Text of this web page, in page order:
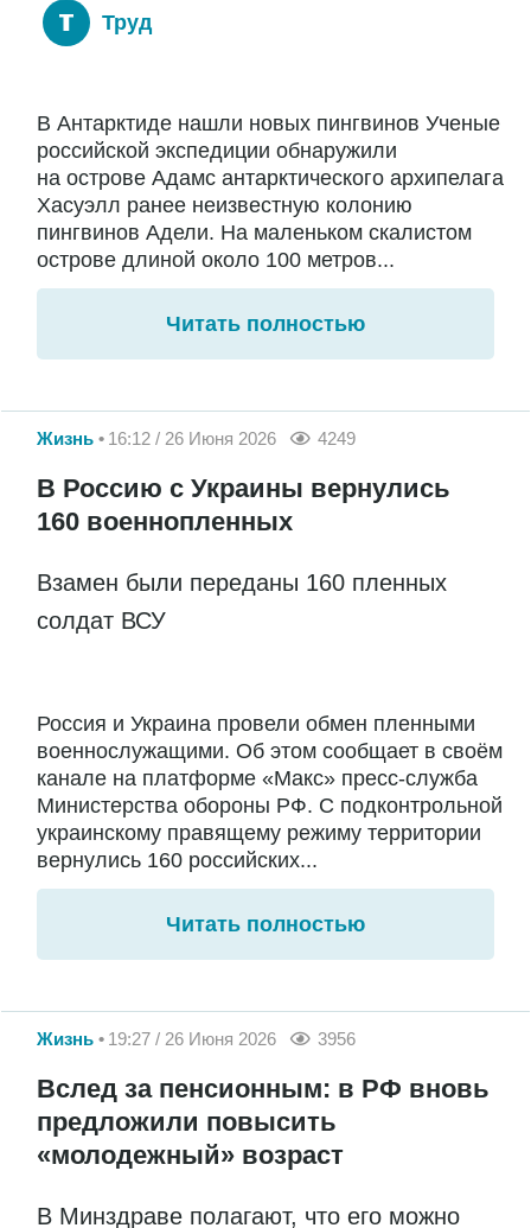
Труд
В Антарктиде нашли новых пингвинов Ученые
российской экспедиции обнаружили
на острове Адамс антарктического архипелага
Хасуэлл ранее неизвестную колонию
пингвинов Адели. На маленьком скалистом
острове длиной около 100 метров...
Читать полностью
Жизнь 16:12 / 26 Июня 2026 4249
В Россию с Украины вернулись
160 военнопленных
Взамен были переданы 160 пленных
солдат ВСУ
Россия и Украина провели обмен пленными
военнослужащими. Об этом сообщает в своём
канале на платформе «Макс» пресс-служба
Министерства обороны РФ. С подконтрольной
украинскому правящему режиму территории
вернулись 160 российских...
Читать полностью
Жизнь 19:27 / 26 Июня 2026 3956
Вслед за пенсионным: в РФ вновь
предложили повысить
«молодежный» возраст
В Минздраве полагают, что его можно